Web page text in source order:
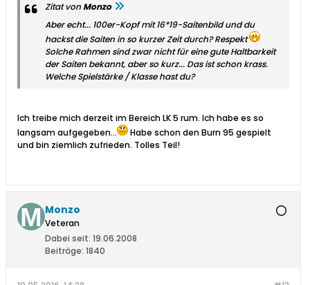
Zitat vonMonzo
Aber echt... 100er-Kopf mit 16*19-Saitenbild und du
hackst die Saiten in so kurzer Zeit durch? Respekt
Solche Rahmen sind zwar nicht für eine gute Haltbarkeit
der Saiten bekannt, aber so kurz... Das ist schon krass.
Welche Spielstärke / Klasse hast du?
Ich treibe mich derzeit im Bereich LK 5 rum. Ich habe es so
langsam aufgegeben...
Habe schon den Burn 95 gespielt
und bin ziemlich zufrieden. Tolles Teil!
Monzo
Veteran
Dabei seit: 19.06.2008
Beiträge: 1840